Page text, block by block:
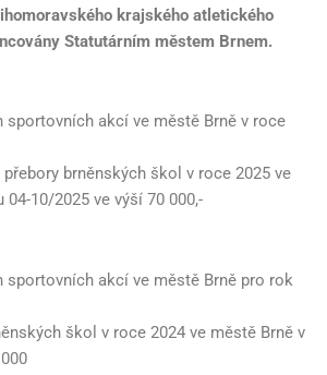
krajského atletického
Statutárním městem Brnem.
sportovních akcí ve městě Brně v roce
brněnských škol v roce 2025 ve
10/2025 ve výší 70 000,-
sportovních akcí ve městě Brně pro rok
škol v roce 2024 ve městě Brně v